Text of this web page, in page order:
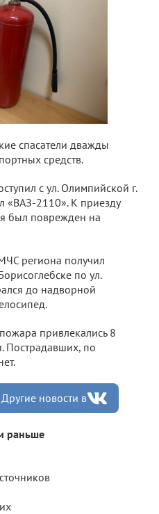
спасатели дважды
средств.
с ул. Олимпийской г.
«ВАЗ-2110». К приезду
был поврежден на
региона получил
по ул.
до надворной
привлекались 8
Пострадавших, по
Другие новости в
раньше